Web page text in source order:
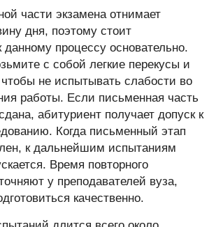
части экзамена отнимает
дня, поэтому стоит
данному процессу основательно.
с собой легкие перекусы и
не испытывать слабости во
работы. Если письменная часть
абитуриент получает допуск к
Когда письменный этап
к дальнейшим испытаниям
Время повторного
у преподавателей вуза,
качественно.